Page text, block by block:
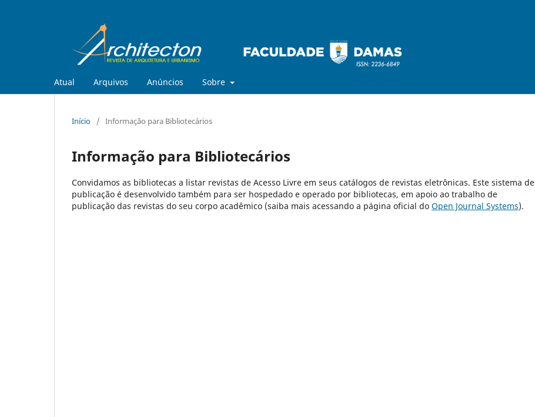
Atual Arquivos Anúncios Sobre
Início / Informação para Bibliotecários
Informação para Bibliotecários
Convidamos as bibliotecas a listar revistas de Acesso Livre em seus catálogos de revistas eletrônicas. Este sistema de
publicação é desenvolvido também para ser hospedado e operado por bibliotecas, em apoio ao trabalho de
publicação das revistas do seu corpo acadêmico (saiba mais acessando a página oficial do Open Journal Systems).